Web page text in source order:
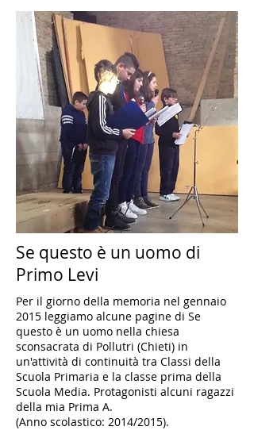
Se questo è un uomo di
Primo Levi
Per il giorno della memoria nel gennaio
2015 leggiamo alcune pagine di Se
questo è un uomo nella chiesa
sconsacrata di Pollutri (Chieti) in
un'attività di continuità tra Classi della
Scuola Primaria e la classe prima della
Scuola Media. Protagonisti alcuni ragazzi
della mia Prima A.
(Anno scolastico: 2014/2015).